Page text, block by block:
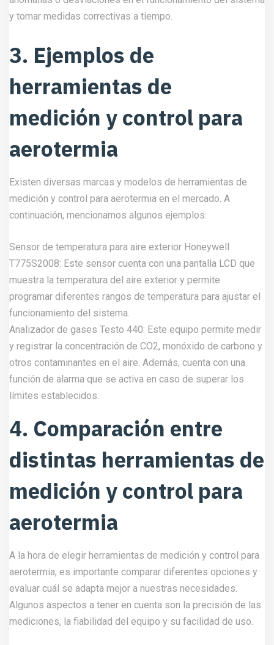
y tomar medidas correctivas a tiempo.
3. Ejemplos de
herramientas de
medición y control para
aerotermia
Existen diversas marcas y modelos de herramientas de
medición y control para aerotermia en el mercado. A
continuación, mencionamos algunos ejemplos:
Sensor de temperatura para aire exterior Honeywell
T775S2008: Este sensor cuenta con una pantalla LCD que
muestra la temperatura del aire exterior y permite
programar diferentes rangos de temperatura para ajustar el
funcionamiento del sistema.
Analizador de gases Testo 440: Este equipo permite medir
y registrar la concentración de CO2, monóxido de carbono y
otros contaminantes en el aire. Además, cuenta con una
función de alarma que se activa en caso de superar los
límites establecidos.
4. Comparación entre
distintas herramientas de
medición y control para
aerotermia
A la hora de elegir herramientas de medición y control para
aerotermia, es importante comparar diferentes opciones y
evaluar cuál se adapta mejor a nuestras necesidades.
Algunos aspectos a tener en cuenta son la precisión de las
mediciones, la fiabilidad del equipo y su facilidad de uso.